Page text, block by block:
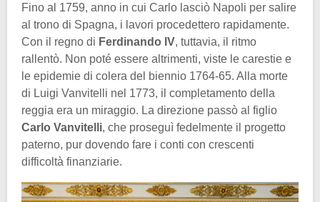
Fino al 1759, anno in cui Carlo lasciò Napoli per salire
al trono di Spagna, i lavori procedettero rapidamente.
Con il regno di Ferdinando IV, tuttavia, il ritmo
rallentò. Non poté essere altrimenti, viste le carestie e
le epidemie di colera del biennio 1764-65. Alla morte
di Luigi Vanvitelli nel 1773, il completamento della
reggia era un miraggio. La direzione passò al figlio
Carlo Vanvitelli, che proseguì fedelmente il progetto
paterno, pur dovendo fare i conti con crescenti
difficoltà finanziarie.